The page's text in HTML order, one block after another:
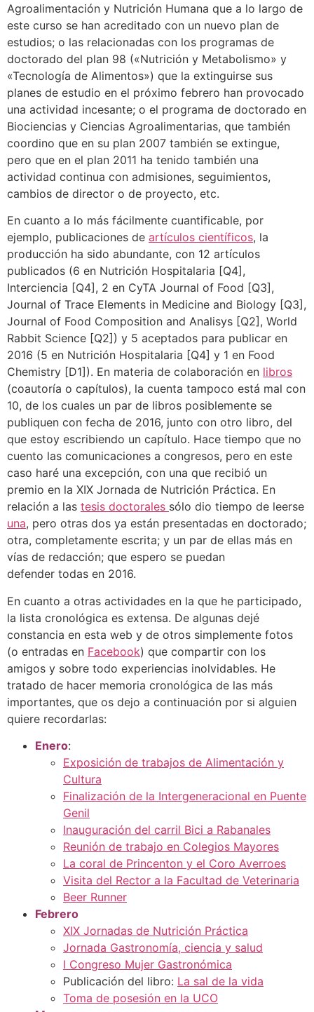
Agroalimentación y Nutrición Humana que a lo largo de
este curso se han acreditado con un nuevo plan de
estudios; o las relacionadas con los programas de
doctorado del plan 98 («Nutrición y Metabolismo» y
«Tecnología de Alimentos») que la extinguirse sus
planes de estudio en el próximo febrero han provocado
una actividad incesante; o el programa de doctorado en
Biociencias y Ciencias Agroalimentarias, que también
coordino que en su plan 2007 también se extingue,
pero que en el plan 2011 ha tenido también una
actividad continua con admisiones, seguimientos,
cambios de director o de proyecto, etc.
En cuanto a lo más fácilmente cuantificable, por
ejemplo, publicaciones de artículos científicos, la
producción ha sido abundante, con 12 artículos
publicados (6 en Nutrición Hospitalaria [Q4],
Interciencia [Q4], 2 en CyTA Journal of Food [Q3],
Journal of Trace Elements in Medicine and Biology [Q3],
Journal of Food Composition and Analisys [Q2], World
Rabbit Science [Q2]) y 5 aceptados para publicar en
2016 (5 en Nutrición Hospitalaria [Q4] y 1 en Food
Chemistry [D1]). En materia de colaboración en libros
(coautoría o capítulos), la cuenta tampoco está mal con
10, de los cuales un par de libros posiblemente se
publiquen con fecha de 2016, junto con otro libro, del
que estoy escribiendo un capítulo. Hace tiempo que no
cuento las comunicaciones a congresos, pero en este
caso haré una excepción, con una que recibió un
premio en la XIX Jornada de Nutrición Práctica. En
relación a las tesis doctorales sólo dio tiempo de leerse
una, pero otras dos ya están presentadas en doctorado;
otra, completamente escrita; y un par de ellas más en
vías de redacción; que espero se puedan
defender todas en 2016.
En cuanto a otras actividades en la que he participado,
la lista cronológica es extensa. De algunas dejé
constancia en esta web y de otros simplemente fotos
(o entradas en Facebook) que compartir con los
amigos y sobre todo experiencias inolvidables. He
tratado de hacer memoria cronológica de las más
importantes, que os dejo a continuación por si alguien
quiere recordarlas:
Enero:
Exposición de trabajos de Alimentación y
Cultura
Finalización de la Intergeneracional en Puente
Genil
Inauguración del carril Bici a Rabanales
Reunión de trabajo en Colegios Mayores
La coral de Princenton y el Coro Averroes
Visita del Rector a la Facultad de Veterinaria
Beer Runner
Febrero
XIX Jornadas de Nutrición Práctica
Jornada Gastronomía, ciencia y salud
I Congreso Mujer Gastronómica
Publicación del libro: La sal de la vida
Toma de posesión en la UCO